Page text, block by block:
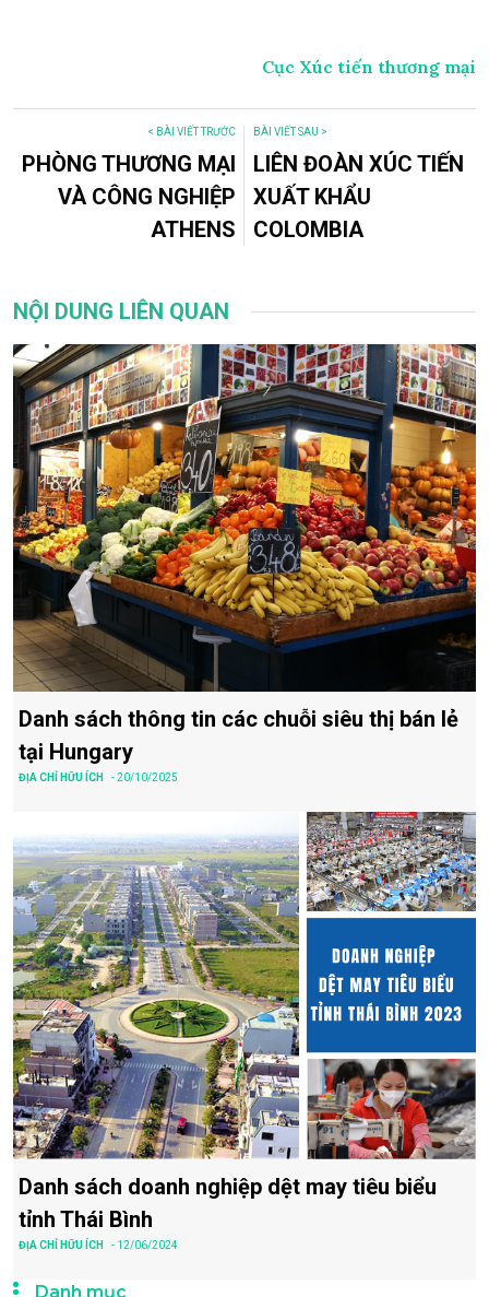
Cục Xúc tiến thương mại
< BÀI VIẾT TRƯỚC
PHÒNG THƯƠNG MẠI
VÀ CÔNG NGHIỆP
ATHENS
BÀI VIẾT SAU >
LIÊN ĐOÀN XÚC TIẾN
XUẤT KHẨU
COLOMBIA
NỘI DUNG LIÊN QUAN
Danh sách thông tin các chuỗi siêu thị bán lẻ
tại Hungary
ĐỊA CHỈ HỮU ÍCH - 20/10/2025
Danh sách doanh nghiệp dệt may tiêu biểu
tỉnh Thái Bình
ĐỊA CHỈ HỮU ÍCH - 12/06/2024
Danh mục